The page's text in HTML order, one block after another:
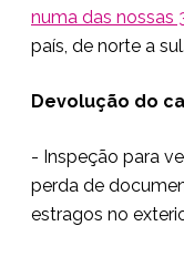
numa das nossas
país, de norte a sul.
Devolução do
- Inspeção para
perda de
estragos no